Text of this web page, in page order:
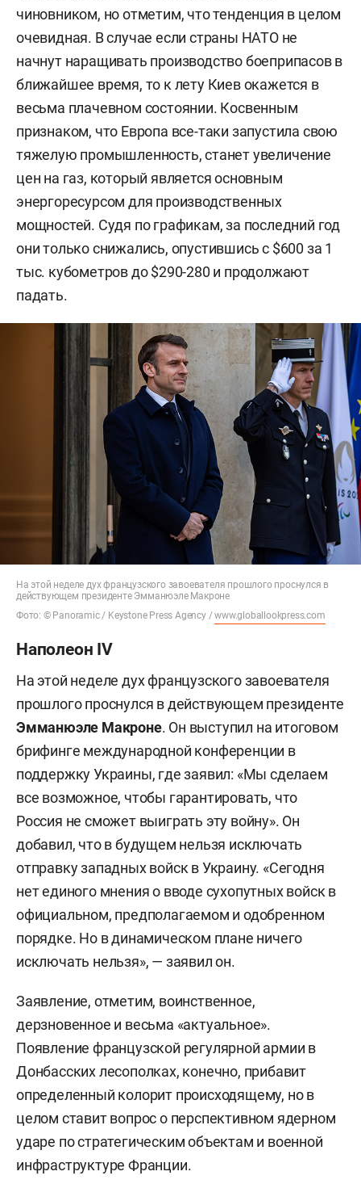
чиновником, но отметим, что тенденция в целом
очевидная. В случае если страны НАТО не
начнут наращивать производство боеприпасов в
ближайшее время, то к лету Киев окажется в
весьма плачевном состоянии. Косвенным
признаком, что Европа все-таки запустила свою
тяжелую промышленность, станет увеличение
цен на газ, который является основным
энергоресурсом для производственных
мощностей. Судя по графикам, за последний год
они только снижались, опустившись с $600 за 1
тыс. кубометров до $290-280 и продолжают
падать.
На этой неделе дух французского завоевателя прошлого проснулся в
действующем президенте Эмманюэле Макроне
Фото: © Panoramic / Keystone Press Agency /www.globallookpress.com
Наполеон IV
На этой неделе дух французского завоевателя
прошлого проснулся в действующем президенте
Эмманюэле Макроне. Он выступил на итоговом
брифинге международной конференции в
поддержку Украины, где заявил: «Мы сделаем
все возможное, чтобы гарантировать, что
Россия не сможет выиграть эту войну». Он
добавил, что в будущем нельзя исключать
отправку западных войск в Украину. «Сегодня
нет единого мнения о вводе сухопутных войск в
официальном, предполагаемом и одобренном
порядке. Но в динамическом плане ничего
исключать нельзя», — заявил он.
Заявление, отметим, воинственное,
дерзновенное и весьма «актуальное».
Появление французской регулярной армии в
Донбасских лесополках, конечно, прибавит
определенный колорит происходящему, но в
целом ставит вопрос о перспективном ядерном
ударе по стратегическим объектам и военной
инфраструктуре Франции.